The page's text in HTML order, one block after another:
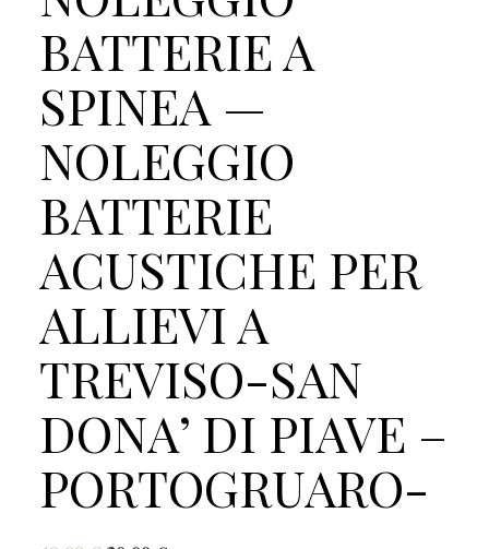
BATTERIE A
SPINEA —
NOLEGGIO
BATTERIE
ACUSTICHE PER
ALLIEVI A
TREVISO-SAN
DONA’ DI PIAVE –
PORTOGRUARO-